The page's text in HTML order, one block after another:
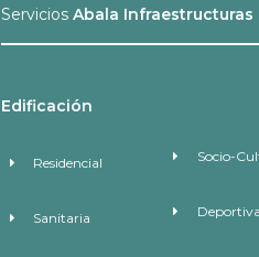
Servicios Abala Infraestructuras
Edificación
Residencial
Sanitaria
Socio-
Deportiva